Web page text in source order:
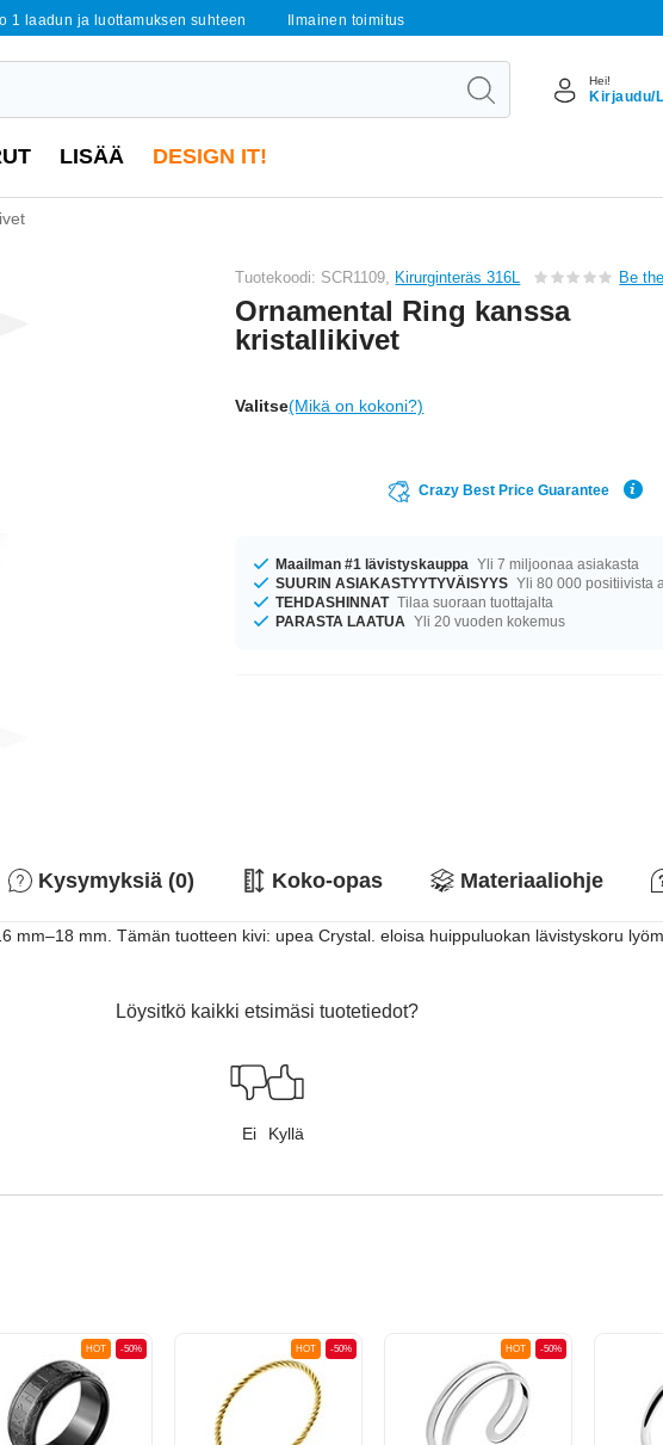
1 laadun ja luottamuksen suhteen Ilmainen toimitus
Hei!
Kirjaudu/
LISÄÄ DESIGN IT!
Tuotekoodi: SCR1109, Kirurginteräs 316L Be
Ornamental Ring kanssa
kristallikivet
Valitse(Mikä on kokoni?)
Crazy Best Price Guarantee
Maailman #1 lävistyskauppa Yli 7 miljoonaa asiakasta
SUURIN ASIAKASTYYTYVÄISYYS Yli 80 000 positiivista
TEHDASHINNAT Tilaa suoraan tuottajalta
PARASTA LAATUA Yli 20 vuoden kokemus
Kysymyksiä (0) Koko-opas Materiaaliohje
mm–18 mm. Tämän tuotteen kivi: upea Crystal. eloisa huippuluokan lävistyskoru
Löysitkö kaikki etsimäsi tuotetiedot?
Ei Kyllä
-50%
HOT -50%
HOT -50%
HOT